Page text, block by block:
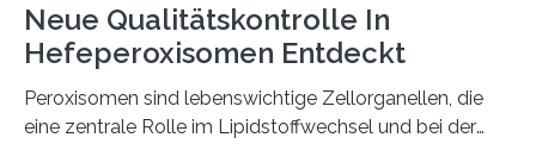
Neue Qualitätskontrolle In
Hefeperoxisomen Entdeckt
Peroxisomen sind lebenswichtige Zellorganellen, die
eine zentrale Rolle im Lipidstoffwechsel und bei der